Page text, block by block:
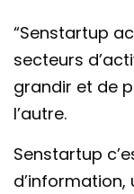
“Senstartup
secteurs
grandir et de
l’autre.
Senstartup